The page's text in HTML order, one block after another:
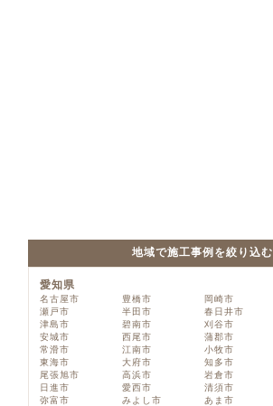
地域で施工事例を絞り込む
愛知県
名古屋市 豊橋市 岡崎市
瀬戸市
半田市 春日井市
津島市
碧南市 刈谷市
安城市
西尾市 蒲郡市
常滑市
江南市 小牧市
東海市
大府市 知多市
尾張旭市
高浜市 岩倉市
日進市
愛西市 清須市
弥富市
みよし市 あま市